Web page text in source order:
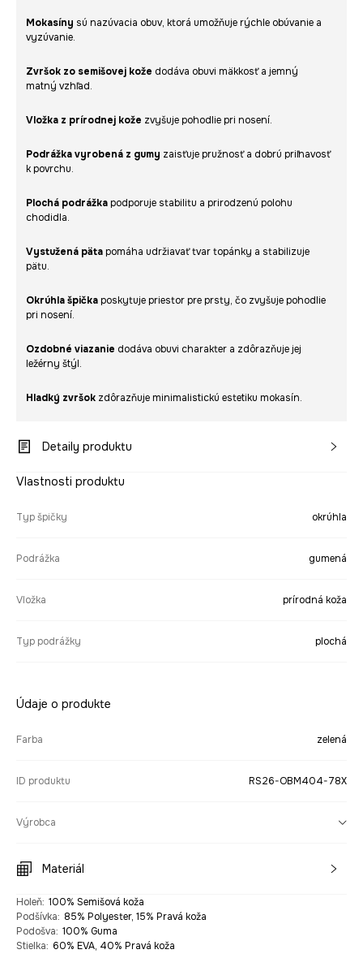
Mokasíny sú nazúvacia obuv, ktorá umožňuje rýchle obúvanie a
vyzúvanie.
Zvršok zo semišovej kože dodáva obuvi mäkkosť a jemný
matný vzhľad.
Vložka z prírodnej kože zvyšuje pohodlie pri nosení.
Podrážka vyrobená z gumy zaisťuje pružnosť a dobrú priľnavosť
k povrchu.
Plochá podrážka podporuje stabilitu a prirodzenú polohu
chodidla.
Vystužená päta pomáha udržiavať tvar topánky a stabilizuje
pätu.
Okrúhla špička poskytuje priestor pre prsty, čo zvyšuje pohodlie
pri nosení.
Ozdobné viazanie dodáva obuvi charakter a zdôrazňuje jej
ležérny štýl.
Hladký zvršok zdôrazňuje minimalistickú estetiku mokasín.
Detaily produktu
Vlastnosti produktu
Typ špičky okrúhla
Podrážka gumená
Vložka prírodná koža
Typ podrážky plochá
Údaje o produkte
Farba zelená
ID produktu RS26-OBM404-78X
Výrobca
Materiál
Holeň: 100% Semišová koža
Podšívka: 85% Polyester, 15% Pravá koža
Podošva: 100% Guma
Stielka: 60% EVA, 40% Pravá koža